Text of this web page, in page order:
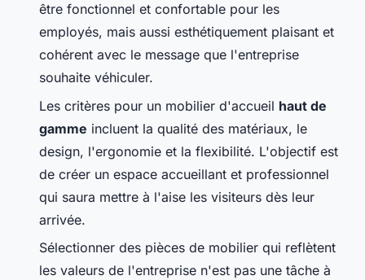
être fonctionnel et confortable pour les
employés, mais aussi esthétiquement plaisant et
cohérent avec le message que l'entreprise
souhaite véhiculer.
Les critères pour un mobilier d'accueil haut de
gamme incluent la qualité des matériaux, le
design, l'ergonomie et la flexibilité. L'objectif est
de créer un espace accueillant et professionnel
qui saura mettre à l'aise les visiteurs dès leur
arrivée.
Sélectionner des pièces de mobilier qui reflètent
les valeurs de l'entreprise n'est pas une tâche à